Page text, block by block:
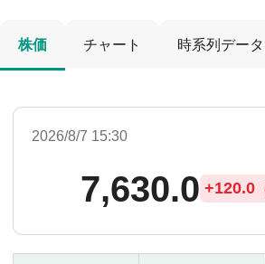
株価 チャート 時系列データ
2026/8/7 15:30
7,630.0 +120.0